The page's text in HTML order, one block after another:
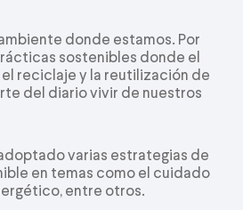
donde estamos. Por
sostenibles donde el
reciclaje y la reutilización de
del diario vivir de nuestros
varias estrategias de
en temas como el cuidado
entre otros.